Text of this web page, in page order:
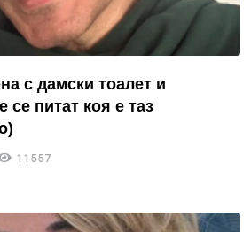
с дамски тоалет и
се питат коя е таз
11557